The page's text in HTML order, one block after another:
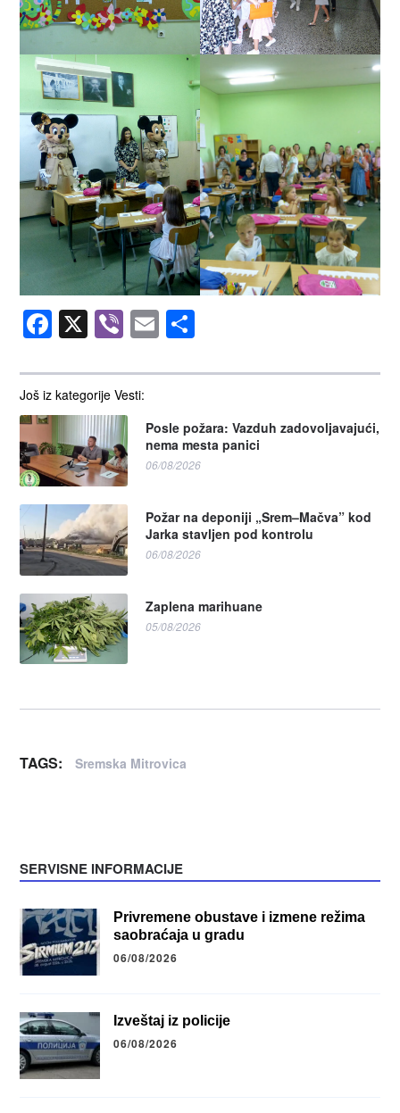
Još iz kategorije Vesti:
Posle požara: Vazduh zadovoljavajući,
nema mesta panici
06/08/2026
Požar na deponiji „Srem–Mačva” kod
Jarka stavljen pod kontrolu
06/08/2026
Zaplena marihuane
05/08/2026
Facebook
X ViberEmail
TAGS: Sremska Mitrovica
SERVISNE INFORMACIJE
Privremene obustave i izmene režima
saobraćaja u gradu
06/08/2026
Izveštaj iz policije
06/08/2026